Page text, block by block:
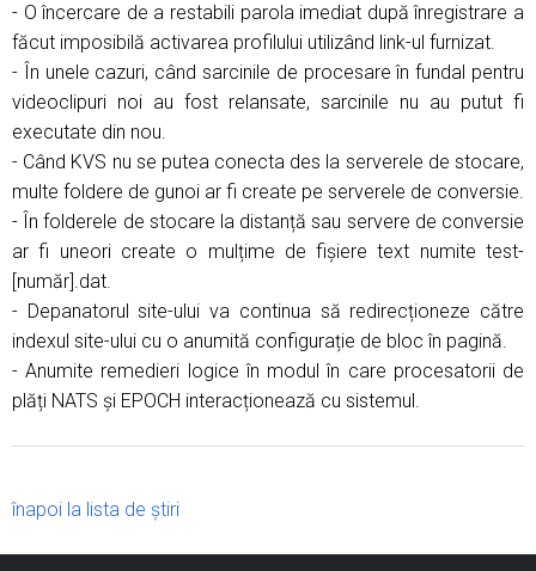
- O încercare de a restabili parola imediat după înregistrare a
făcut imposibilă activarea profilului utilizând link-ul furnizat.
- În unele cazuri, când sarcinile de procesare în fundal pentru
videoclipuri noi au fost relansate, sarcinile nu au putut fi
executate din nou.
- Când KVS nu se putea conecta des la serverele de stocare,
multe foldere de gunoi ar fi create pe serverele de conversie.
- În folderele de stocare la distanță sau servere de conversie
ar fi uneori create o mulțime de fișiere text numite test-
[număr].dat.
- Depanatorul site-ului va continua să redirecționeze către
indexul site-ului cu o anumită configurație de bloc în pagină.
- Anumite remedieri logice în modul în care procesatorii de
plăți NATS și EPOCH interacționează cu sistemul.
înapoi la lista de știri